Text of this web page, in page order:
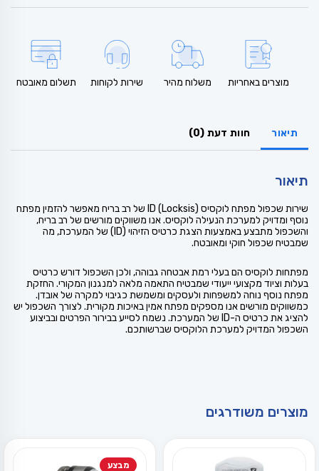
מוצרים באחריות משלוח מהיר שירות לקוחות תשלום מאובטח
תיאור חוות דעת (0)
תיאור
שירות שכפול מפתח לוקסיס (Locksis) ID של רב בריח מאפשר להזמין מפתח
נוסף ומדויק למערכת הנעילה לוקסיס. אנו משווקים מורשים של רב בריח,
והשכפול מתבצע באמצעות הצגת כרטיס הזיהוי (ID) של המערכת, מה
שמבטיח שכפול חוקי ומאובטח.
מפתחות לוקסיס הם בעלי רמת אבטחה גבוהה, ולכן השכפול דורש כרטיס
בעלות וציוד מקצועי ייעודי שמבטיח התאמה מלאה למנגנון המקורי. החזקת
מפתח נוסף נוחה למשפחות ולעסקים ומשמשת כגיבוי למקרה של אובדן.
כמשווקים מורשים אנו מספקים מפתח אמין באיכות מקורית. לצורך השכפול יש
להציג את כרטיס ה-ID של המערכת. נשמח לסייע בבירור הפרטים ובביצוע
השכפול המדויק למערכת הלוקסיס שברשותכם.
מוצרים משודרגים
מבצע